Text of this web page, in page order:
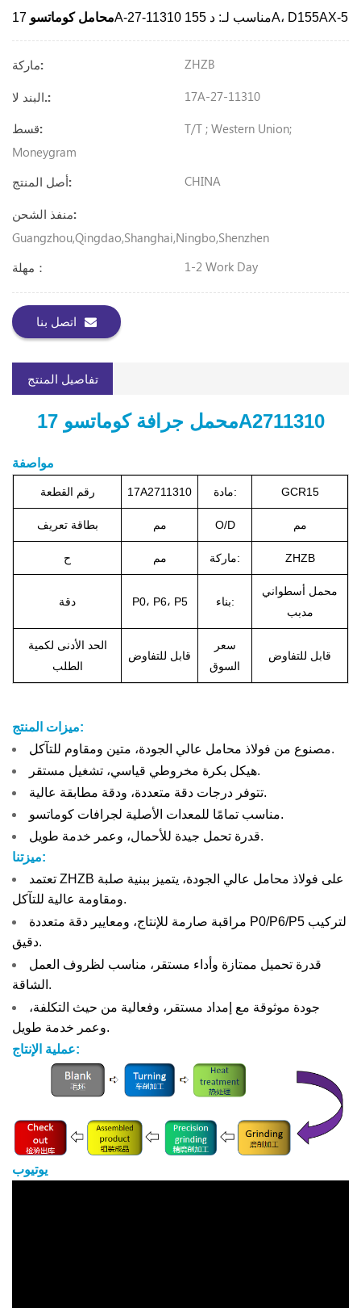
محامل كوماتسو17A-27-11310 مناسب لـ: د155A، D155AX-5
ماركة: ZHZB
البند لا.: 17A-27-11310
قسط:
T/T ; Western Union;
Moneygram
أصل المنتج:
CHINA
منفذ الشحن:
Guangzhou,Qingdao,Shanghai,Ningbo,Shenzhen
مهلة：
1-2 Work Day
اتصل بنا
تفاصيل المنتج
محمل جرافة كوماتسو 17A2711310
مواصفة
رقم القطعة 17A2711310 مادة: GCR15
بطاقة تعريف مم O/D مم
ح مم ماركة: ZHZB
دقة P0، P6، P5 بناء:
محمل أسطواني
مدبب
الحد الأدنى لكمية
الطلب
قابل للتفاوض
سعر
السوق
قابل للتفاوض
ميزات المنتج:
مصنوع من فولاذ محامل عالي الجودة، متين ومقاوم للتآكل.
هيكل بكرة مخروطي قياسي، تشغيل مستقر.
تتوفر درجات دقة متعددة، ودقة مطابقة عالية.
مناسب تمامًا للمعدات الأصلية لجرافات كوماتسو.
قدرة تحمل جيدة للأحمال، وعمر خدمة طويل.
ميزتنا:
تعتمد ZHZB على فولاذ محامل عالي الجودة، يتميز ببنية صلبة
ومقاومة عالية للتآكل.
مراقبة صارمة للإنتاج، ومعايير دقة متعددة P0/P6/P5 لتركيب
دقيق.
قدرة تحميل ممتازة وأداء مستقر، مناسب لظروف العمل
الشاقة.
جودة موثوقة مع إمداد مستقر، وفعالية من حيث التكلفة،
وعمر خدمة طويل.
عملية الإنتاج:
يوتيوب